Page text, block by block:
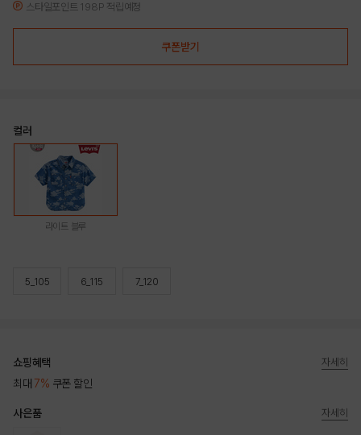
스타일포인트 198P 적립예정
쿠폰받기
컬러
라이트 블루
5_105 6_115 7_120
쇼핑혜택
최대 7% 쿠폰 할인
자세히
사은품 자세히